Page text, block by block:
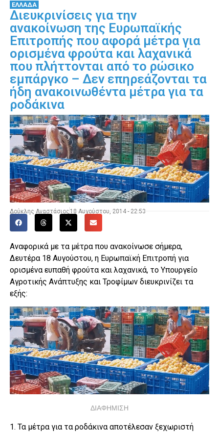
ΕΛΛΑΔΑ
Διευκρινίσεις για την
ανακοίνωση της Ευρωπαϊκής
Επιτροπής που αφορά μέτρα για
ορισμένα φρούτα και λαχανικά
που πλήττονται από το ρώσικο
εμπάργκο – Δεν επηρεάζονται τα
ήδη ανακοινωθέντα μέτρα για τα
ροδάκινα
Δούκλης Αναστάσιος 18 Αυγούστου, 2014 - 22:53
Αναφορικά με τα μέτρα που ανακοίνωσε σήμερα,
Δευτέρα 18 Αυγούστου, η Ευρωπαϊκή Επιτροπή για
ορισμένα ευπαθή φρούτα και λαχανικά, το Υπουργείο
Αγροτικής Ανάπτυξης και Τροφίμων διευκρινίζει τα
εξής:
ΔΙΑΦΗΜΙΣΗ
1. Τα μέτρα για τα ροδάκινα αποτέλεσαν ξεχωριστή